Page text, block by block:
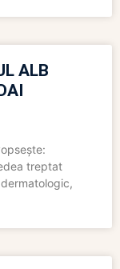
ALB
treptat